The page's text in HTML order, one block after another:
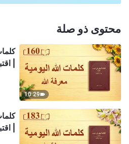
محتوى ذو صلة
10:29
|
|